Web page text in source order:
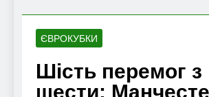
ЄВРОКУБКИ
Шість перемог з
шести: